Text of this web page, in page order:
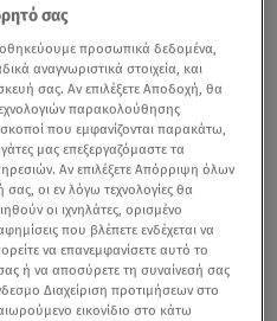
την τιμή να διοργανώσει
υψηλό συμβολισμό, στα
τον ιθύνοντα νου
σας
προσωπικά δεδομένα,
αναγνωριστικά στοιχεία, και
σας. Αν επιλέξετε Αποδοχή, θα
παρακολούθησης
που εμφανίζονται παρακάτω,
μας επεξεργαζόμαστε τα
Αν επιλέξετε Απόρριψη όλων
οι εν λόγω τεχνολογίες θα
οι ιχνηλάτες, ορισμένο
που βλέπετε ενδέχεται να
να επανεμφανίσετε αυτό το
σας ή να αποσύρετε τη συναίνεσή σας
Διαχείριση προτιμήσεων στο
εικονίδιο στο κάτω